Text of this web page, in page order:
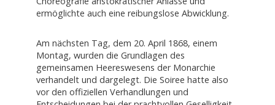
ermöglichte auch eine reibungslose Abwicklung.
Am nächsten Tag, dem 20. April 1868, einem
Montag, wurden die Grundlagen des
gemeinsamen Heereswesens der Monarchie
verhandelt und dargelegt. Die Soiree hatte also
vor den offiziellen Verhandlungen und